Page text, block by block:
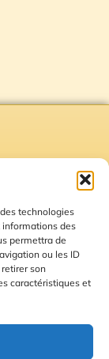
technologies
informations des
permettra de
ou les ID
son
caractéristiques et
du site